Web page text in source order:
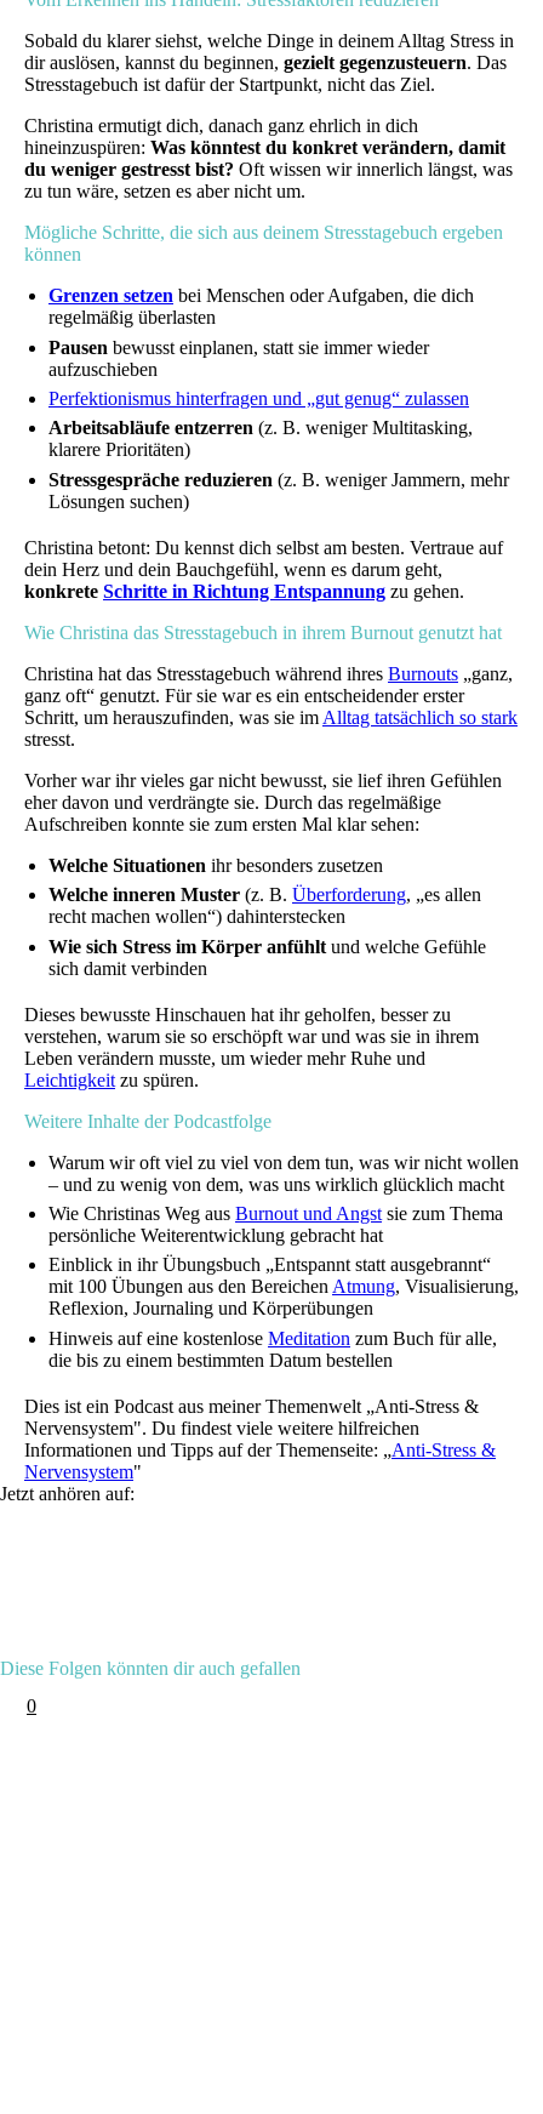
Sobald du klarer siehst, welche Dinge in deinem Alltag Stress in
dir auslösen, kannst du beginnen, gezielt gegenzusteuern. Das
Stresstagebuch ist dafür der Startpunkt, nicht das Ziel.
Christina ermutigt dich, danach ganz ehrlich in dich
hineinzuspüren: Was könntest du konkret verändern, damit
du weniger gestresst bist? Oft wissen wir innerlich längst, was
zu tun wäre, setzen es aber nicht um.
Mögliche Schritte, die sich aus deinem Stresstagebuch ergeben
können
Grenzen setzen bei Menschen oder Aufgaben, die dich
regelmäßig überlasten
Pausen bewusst einplanen, statt sie immer wieder
aufzuschieben
Perfektionismus hinterfragen und „gut genug“ zulassen
Arbeitsabläufe entzerren (z. B. weniger Multitasking,
klarere Prioritäten)
Stressgespräche reduzieren (z. B. weniger Jammern, mehr
Lösungen suchen)
Christina betont: Du kennst dich selbst am besten. Vertraue auf
dein Herz und dein Bauchgefühl, wenn es darum geht,
konkrete Schritte in Richtung Entspannung zu gehen.
Wie Christina das Stresstagebuch in ihrem Burnout genutzt hat
Christina hat das Stresstagebuch während ihres Burnouts „ganz,
ganz oft“ genutzt. Für sie war es ein entscheidender erster
Schritt, um herauszufinden, was sie im Alltag tatsächlich so stark
stresst.
Vorher war ihr vieles gar nicht bewusst, sie lief ihren Gefühlen
eher davon und verdrängte sie. Durch das regelmäßige
Aufschreiben konnte sie zum ersten Mal klar sehen:
Welche Situationen ihr besonders zusetzen
Welche inneren Muster (z. B. Überforderung, „es allen
recht machen wollen“) dahinterstecken
Wie sich Stress im Körper anfühlt und welche Gefühle
sich damit verbinden
Dieses bewusste Hinschauen hat ihr geholfen, besser zu
verstehen, warum sie so erschöpft war und was sie in ihrem
Leben verändern musste, um wieder mehr Ruhe und
Leichtigkeit zu spüren.
Weitere Inhalte der Podcastfolge
Warum wir oft viel zu viel von dem tun, was wir nicht wollen
– und zu wenig von dem, was uns wirklich glücklich macht
Wie Christinas Weg aus Burnout und Angst sie zum Thema
persönliche Weiterentwicklung gebracht hat
Einblick in ihr Übungsbuch „Entspannt statt ausgebrannt“
mit 100 Übungen aus den Bereichen Atmung, Visualisierung,
Reflexion, Journaling und Körperübungen
Hinweis auf eine kostenlose Meditation zum Buch für alle,
die bis zu einem bestimmten Datum bestellen
Dies ist ein Podcast aus meiner Themenwelt „Anti-Stress &
Nervensystem". Du findest viele weitere hilfreichen
Informationen und Tipps auf der Themenseite: „Anti-Stress &
Nervensystem"
Jetzt anhören auf:
Diese Folgen könnten dir auch gefallen
0